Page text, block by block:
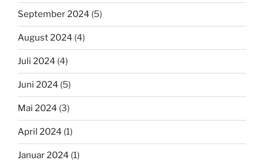
September 2024 (5)
August 2024 (4)
Juli 2024 (4)
Juni 2024 (5)
Mai 2024 (3)
April 2024 (1)
Januar 2024 (1)